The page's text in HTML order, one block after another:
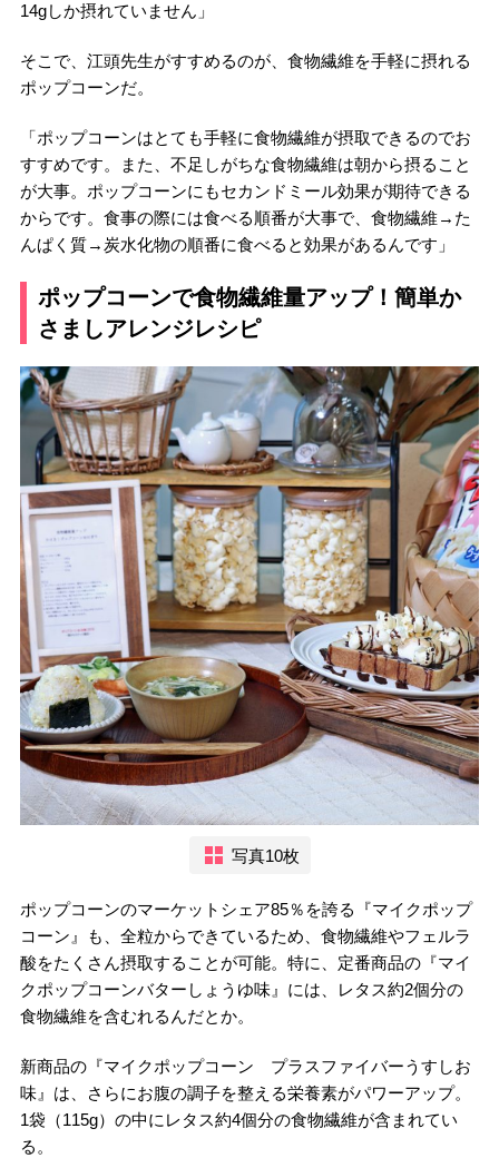
14gしか摂れていません」
そこで、江頭先生がすすめるのが、食物繊維を手軽に摂れる
ポップコーンだ。
「ポップコーンはとても手軽に食物繊維が摂取できるのでお
すすめです。また、不足しがちな食物繊維は朝から摂ること
が大事。ポップコーンにもセカンドミール効果が期待できる
からです。食事の際には食べる順番が大事で、食物繊維→た
んぱく質→炭水化物の順番に食べると効果があるんです」
ポップコーンで食物繊維量アップ！簡単か
さましアレンジレシピ
写真10枚
ポップコーンのマーケットシェア85％を誇る『マイクポップ
コーン』も、全粒からできているため、食物繊維やフェルラ
酸をたくさん摂取することが可能。特に、定番商品の『マイ
クポップコーンバターしょうゆ味』には、レタス約2個分の
食物繊維を含むれるんだとか。
新商品の『マイクポップコーン プラスファイバーうすしお
味』は、さらにお腹の調子を整える栄養素がパワーアップ。
1袋（115g）の中にレタス約4個分の食物繊維が含まれてい
る。